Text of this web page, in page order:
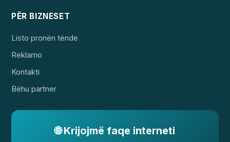
PËR BIZNESET
Listo pronën tënde
Reklamo
Kontakti
Bëhu partner
🌐 Krijojmë faqe interneti